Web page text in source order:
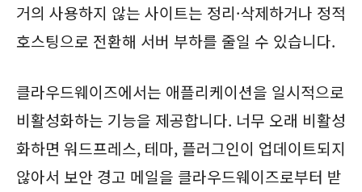
거의 사용하지 않는 사이트는 정리·삭제하거나 정적
호스팅으로 전환해 서버 부하를 줄일 수 있습니다.
클라우드웨이즈에서는 애플리케이션을 일시적으로
비활성화하는 기능을 제공합니다. 너무 오래 비활성
화하면 워드프레스, 테마, 플러그인이 업데이트되지
않아서 보안 경고 메일을 클라우드웨이즈로부터 받